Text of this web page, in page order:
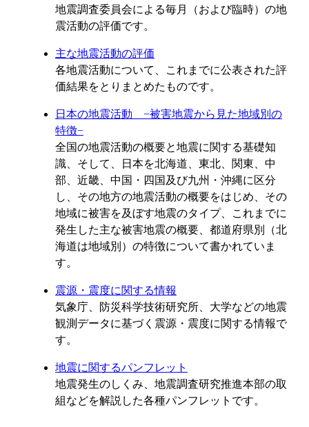
地震調査委員会による毎月（および臨時）の地
震活動の評価です。
主な地震活動の評価
各地震活動について、これまでに公表された評
価結果をとりまとめたものです。
日本の地震活動 −被害地震から見た地域別の
特徴−
全国の地震活動の概要と地震に関する基礎知
識、そして、日本を北海道、東北、関東、中
部、近畿、中国・四国及び九州・沖縄に区分
し、その地方の地震活動の概要をはじめ、その
地域に被害を及ぼす地震のタイプ、これまでに
発生した主な被害地震の概要、都道府県別（北
海道は地域別）の特徴について書かれていま
す。
震源・震度に関する情報
気象庁、防災科学技術研究所、大学などの地震
観測データに基づく震源・震度に関する情報で
す。
地震に関するパンフレット
地震発生のしくみ、地震調査研究推進本部の取
組などを解説した各種パンフレットです。